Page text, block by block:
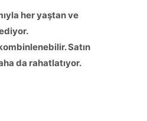
her yaştan ve
Satın
da rahatlatıyor.